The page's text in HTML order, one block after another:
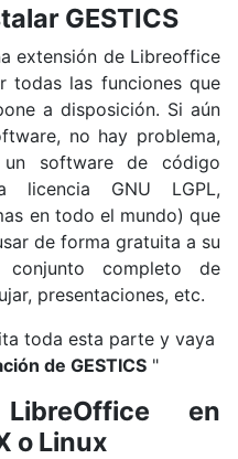
GESTICS
extensión de Libreoffice
todas las funciones que
a disposición. Si aún
no hay problema,
software de código
licencia GNU LGPL,
en todo el mundo) que
de forma gratuita a su
completo de
presentaciones, etc.
toda esta parte y vaya
de GESTICS "
en
o Linux